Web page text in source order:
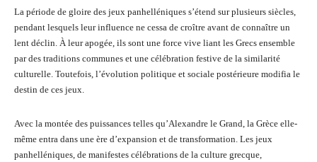
La période de gloire des jeux panhelléniques s’étend sur plusieurs siècles,
pendant lesquels leur influence ne cessa de croître avant de connaître un
lent déclin. À leur apogée, ils sont une force vive liant les Grecs ensemble
par des traditions communes et une célébration festive de la similarité
culturelle. Toutefois, l’évolution politique et sociale postérieure modifia le
destin de ces jeux.
Avec la montée des puissances telles qu’Alexandre le Grand, la Grèce elle-
même entra dans une ère d’expansion et de transformation. Les jeux
panhelléniques, de manifestes célébrations de la culture grecque,